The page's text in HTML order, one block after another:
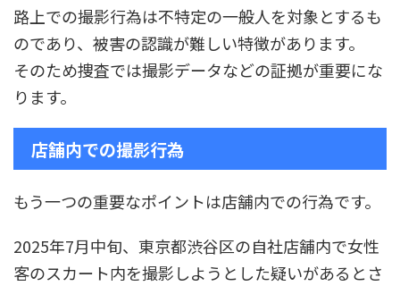
路上での撮影行為は不特定の一般人を対象とするも
のであり、被害の認識が難しい特徴があります。
そのため捜査では撮影データなどの証拠が重要にな
ります。
店舗内での撮影行為
もう一つの重要なポイントは店舗内での行為です。
2025年7月中旬、東京都渋谷区の自社店舗内で女性
客のスカート内を撮影しようとした疑いがあるとさ